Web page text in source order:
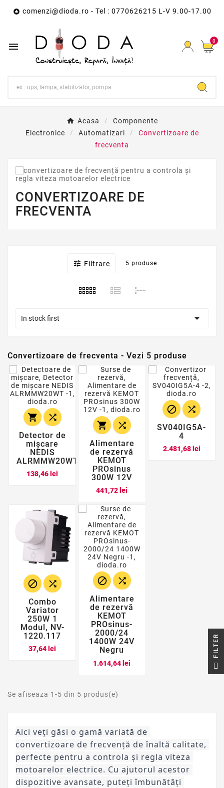
 comenzi@dioda.ro - Tel : 0770626215 L-V 9.00-17.00
 0
Acasa
Componente
Electronice
Automatizari
Convertizoare de
frecventa
CONVERTIZOARE DE
FRECVENTA
 Filtrare 5 produse
In stock first 
Convertizoare de frecventa - Vezi 5 produse
 
Detector de
mișcare
NEDIS
ALRMMW20WT
138,46 lei
 
Alimentare
de rezervă
KEMOT
PROsinus
300W 12V
441,72 lei
 
SV040IG5A-
4
2.481,68 leiPret
 
Combo
Variator
250W 1
Modul, NV-
1220.117
37,64 lei
 
Alimentare
de rezervă
KEMOT
PROsinus-
2000/24
1400W 24V
Negru
1.614,64 lei
Se afiseaza 1-5 din 5 produs(e)
Aici veți găsi o gamă variată de
convertizoare de frecvență de înaltă calitate,
perfecte pentru a controla și regla viteza
motoarelor electrice. Cu ajutorul acestor
dispozitive avansate, puteți îmbunătăți
R